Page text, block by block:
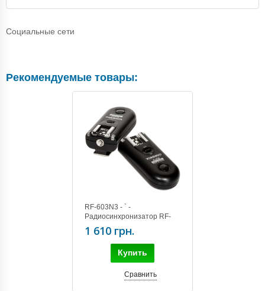
Социальные сети
Рекомендуемые товары:
RF-603N3 - ` -
Радиосинхронизатор RF-
603 Nikon3 (KIT) (D90,
D3100, D5000, D7000)
1 610 грн.
Купить
Сравнить